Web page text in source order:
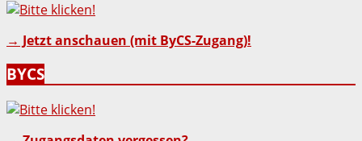
→ Jetzt anschauen (mit ByCS-Zugang)!
BYCS